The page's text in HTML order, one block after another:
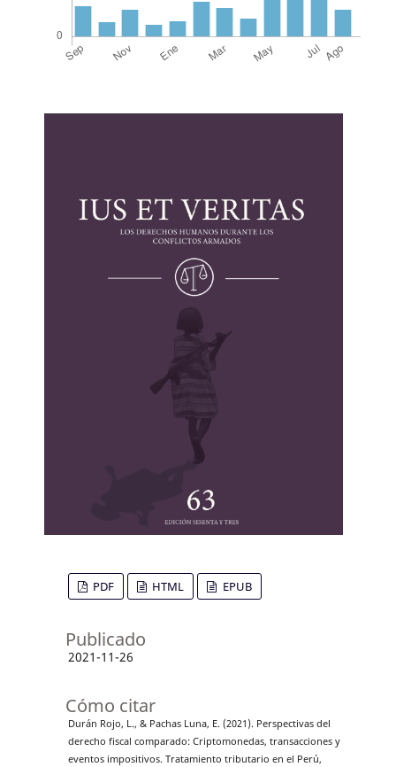
PDF HTML EPUB
Publicado
2021-11-26
Cómo citar
Durán Rojo, L., & Pachas Luna, E. (2021). Perspectivas del
derecho fiscal comparado: Criptomonedas, transacciones y
eventos impositivos. Tratamiento tributario en el Perú,